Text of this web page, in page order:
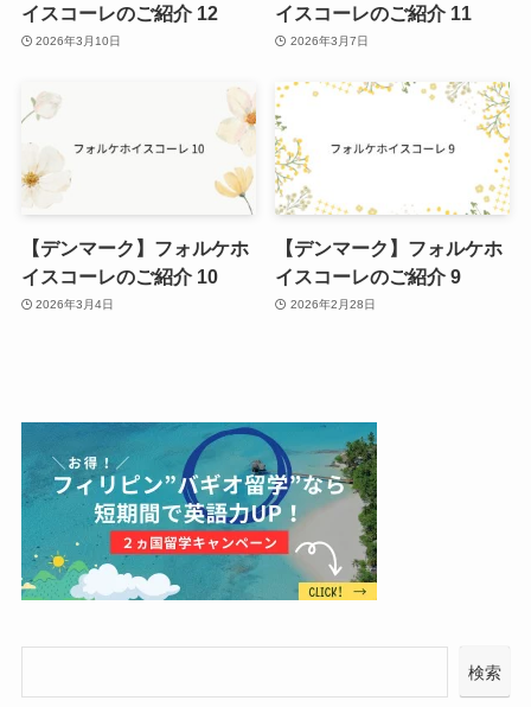
イスコーレのご紹介 12
2026年3月10日
イスコーレのご紹介 11
2026年3月7日
【デンマーク】フォルケホ
イスコーレのご紹介 10
2026年3月4日
【デンマーク】フォルケホ
イスコーレのご紹介 9
2026年2月28日
検索